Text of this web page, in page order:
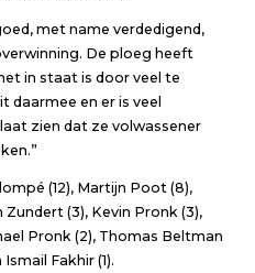
met name verdedigend,
De ploeg heeft
in staat is door veel te
daarmee en er is veel
zien dat ze volwassener
(12), Martijn Poot (8),
Zundert (3), Kevin Pronk (3),
Pronk (2), Thomas Beltman
Ismail Fakhir (1).